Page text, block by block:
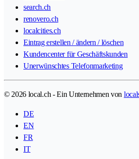
search.ch
renovero.ch
localcities.ch
Eintrag erstellen / ändern / löschen
Kundencenter für Geschäftskunden
Unerwünschtes Telefonmarketing
© 2026 local.ch - Ein Unternehmen von
DE
EN
FR
IT